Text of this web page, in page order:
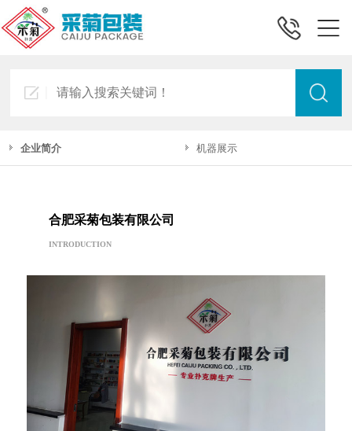
企业简介 机器展示
合肥采菊包装有限公司
INTRODUCTION